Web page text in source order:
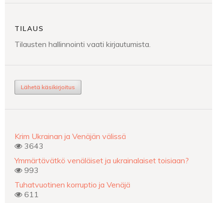
TILAUS
Tilausten hallinnointi vaati kirjautumista.
Lähetä käsikirjoitus
Krim Ukrainan ja Venäjän välissä
3643
Ymmärtävätkö venäläiset ja ukrainalaiset toisiaan?
993
Tuhatvuotinen korruptio ja Venäjä
611